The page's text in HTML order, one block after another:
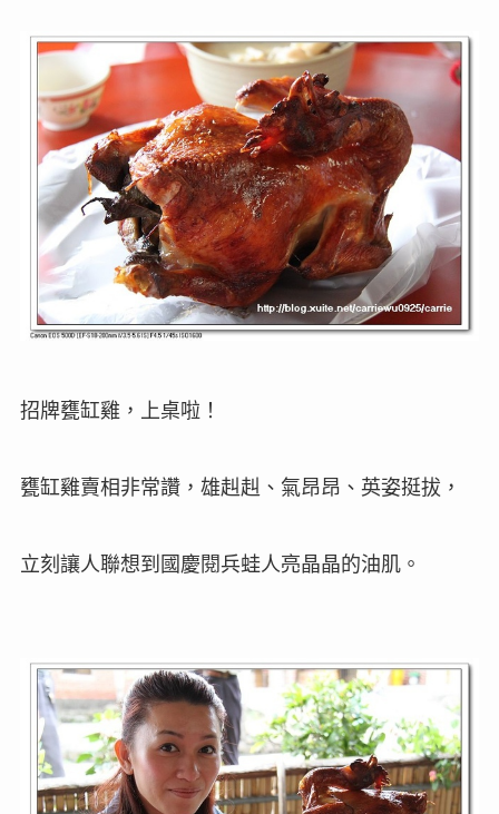
招牌甕缸雞，上桌啦 ！
甕缸雞賣相非常讚，雄赳赳、氣昂昂、英姿挺拔，
立刻讓人聯想到國慶閱兵蛙人亮晶晶的油肌。